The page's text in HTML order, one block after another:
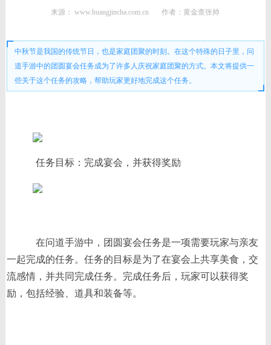
手游中秋节团圆宴会任务攻略图）
来源：www.huangjincha.com.cn 作者：黄金查张帅
中秋节是我国的传统节日，也是家庭团聚的时刻。在这个特殊的日子里，问
道手游中的团圆宴会任务成为了许多人庆祝家庭团聚的方式。本文将提供一
些关于这个任务的攻略，帮助玩家更好地完成这个任务。
任务目标：完成宴会，并获得奖励
在问道手游中，团圆宴会任务是一项需要玩家与亲友
一起完成的任务。任务的目标是为了在宴会上共享美食，交
流感情，并共同完成任务。完成任务后，玩家可以获得奖
励，包括经验、道具和装备等。